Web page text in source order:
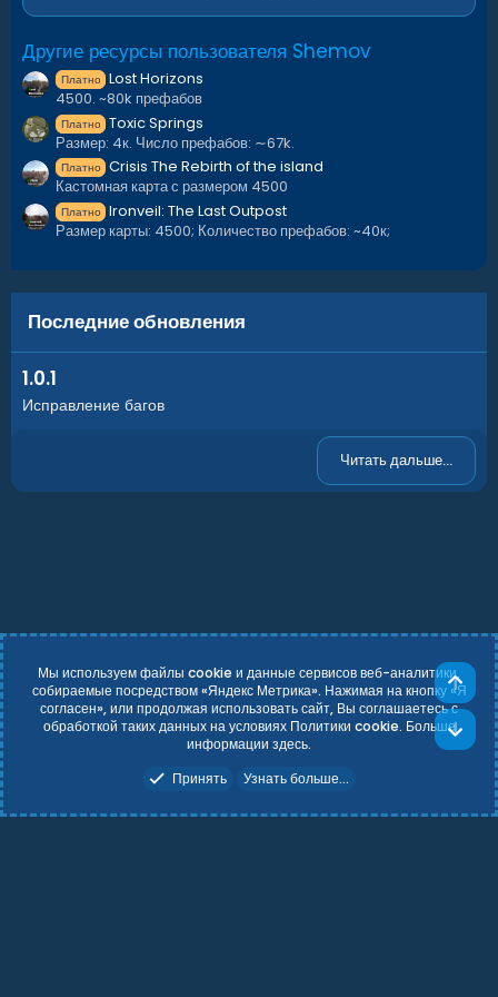
https://github.com/k1lly0u/Oxide.Ext.RustEdit
Другие ресурсы пользователя Shemov
Платно Lost Horizons
4500. ~80k префабов
Платно Toxic Springs
Размер: 4к. Число префабов: ∼67k.
Платно Crisis The Rebirth of the island
Кастомная карта с размером 4500
Платно Ironveil: The Last Outpost
Размер карты: 4500; Количество префабов: ~40к;
Последние обновления
1.0.1
Исправление багов
Читать дальше...
Russian (RU)
Условия и правила
Политика конфиденциальности
Справка Главная
R
Мы используем файлы cookie и данные сервисов веб-аналитики,
собираемые посредством «Яндекс Метрика». Нажимая на кнопку «Я
согласен», или продолжая использовать сайт, Вы соглашаетесь с
обработкой таких данных на условиях Политики cookie. Больше
информации здесь.
Принять
Узнать больше...